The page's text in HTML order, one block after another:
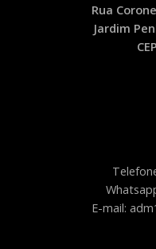
Rua
Jardim
E-mail: